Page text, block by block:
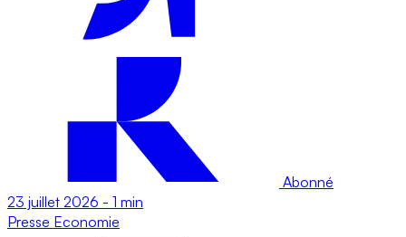
Abonné
23 juillet 2026 - 1 min
Presse Economie